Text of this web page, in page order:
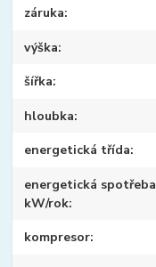
záruka
výška
šířka
hloubka
energetická třída
energetická spotřeba
kW/rok
kompresor